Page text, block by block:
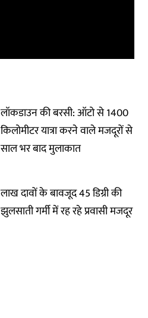
लॉकडाउन की बरसी: ऑटो से 1400
किलोमीटर यात्रा करने वाले मजदूरों से
साल भर बाद मुलाकात
लाख दावों के बावजूद 45 डिग्री की
झुलसाती गर्मी में रह रहे प्रवासी मजदूर